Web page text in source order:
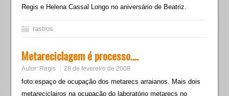
Regis e Helena Cassal Longo no aniversário de Beatriz.
rastros
Metareciclagem é processo….
Autor: Regis 28 de fevereiro de 2008
foto:espaço de ocupação dos metarecs arraianos. Mais dois
metareciclairos na ocupação do laboratório metarecs no